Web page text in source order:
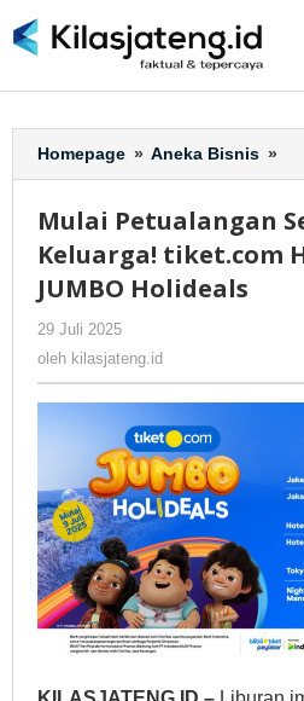
ke
Homepage » Aneka Bisnis »
Mulai Petualangan
Keluarga! tiket.com
JUMBO Holideals
29 Juli 2025
kilasjateng.id
oleh kilasjateng.id